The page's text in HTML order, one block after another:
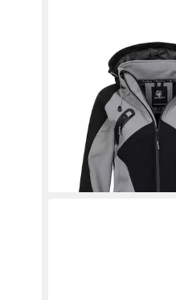
ROCK CREEK
Softshelljacke
69,90 €
UVP89,90 €